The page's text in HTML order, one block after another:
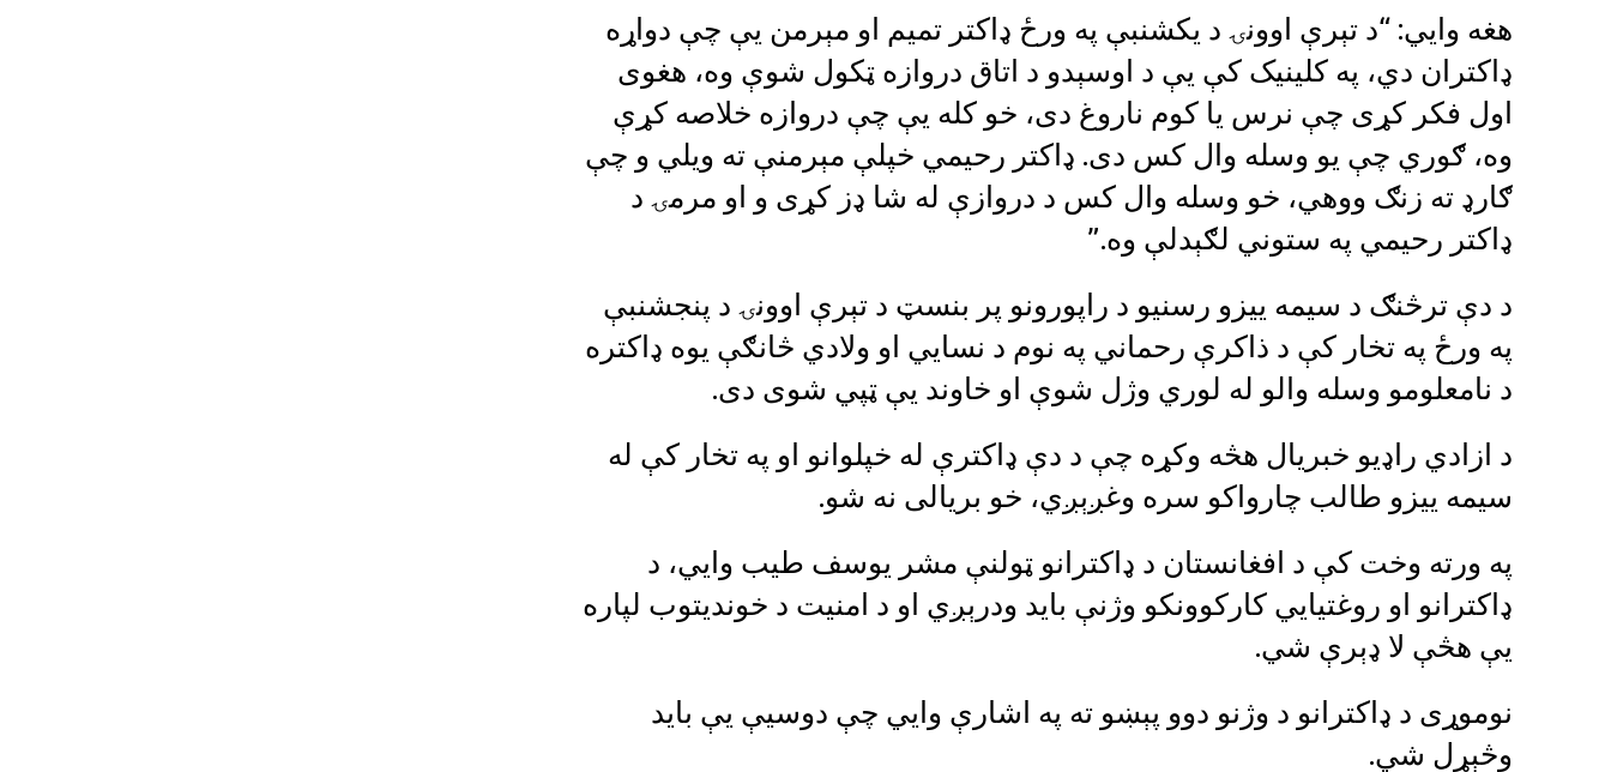
هغه وايي: “د تېرې اوونۍ د یکشنبې په ورځ ډاکتر تمیم او مېرمن یې چې دواړه
ډاکتران دي، په کلینیک کې یې د اوسېدو د اتاق دروازه ټکول شوې وه، هغوی
اول فکر کړی چې نرس یا کوم ناروغ دی، خو کله یې چې دروازه خلاصه کړې
وه، ګوري چې یو وسله وال کس دی. ډاکتر رحیمي خپلې مېرمنې ته ویلي و چې
ګارډ ته زنګ ووهي، خو وسله وال کس د دروازې له شا ډز کړی و او مرمۍ د
ډاکتر رحیمي په ستوني لګېدلې وه.”
د دې ترڅنګ د سیمه ییزو رسنیو د راپورونو پر بنسټ د تېرې اوونۍ د پنجشنبې
په ورځ په تخار کې د ذاکرې رحماني په نوم د نسايي او ولادي څانګې یوه ډاکتره
د نامعلومو وسله والو له لوري وژل شوې او خاوند یې ټپي شوی دی.
د ازادي راډیو خبریال هڅه وکړه چې د دې ډاکترې له خپلوانو او په تخار کې له
سیمه ییزو طالب چارواکو سره وغږېږي، خو بریالی نه شو.
په ورته وخت کې د افغانستان د ډاکترانو ټولنې مشر يوسف طیب وايي، د
ډاکترانو او روغتیايي کارکوونکو وژنې باید ودرېږي او د امنیت د خوندیتوب لپاره
یې هڅې لا ډېرې شي.
نوموړی د ډاکترانو د وژنو دوو پېښو ته په اشارې وايي چې دوسيې یې باید
وڅېړل شي.